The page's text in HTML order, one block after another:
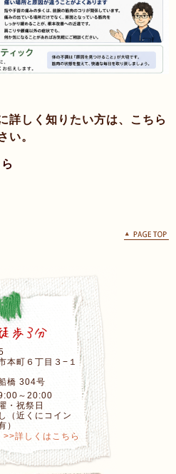
詳しく知りたい方は、こちら
い。
本町６丁目３−１
橋 304号
～20:00
・祝祭日
（近くにコイン
）
>>詳しくはこちら